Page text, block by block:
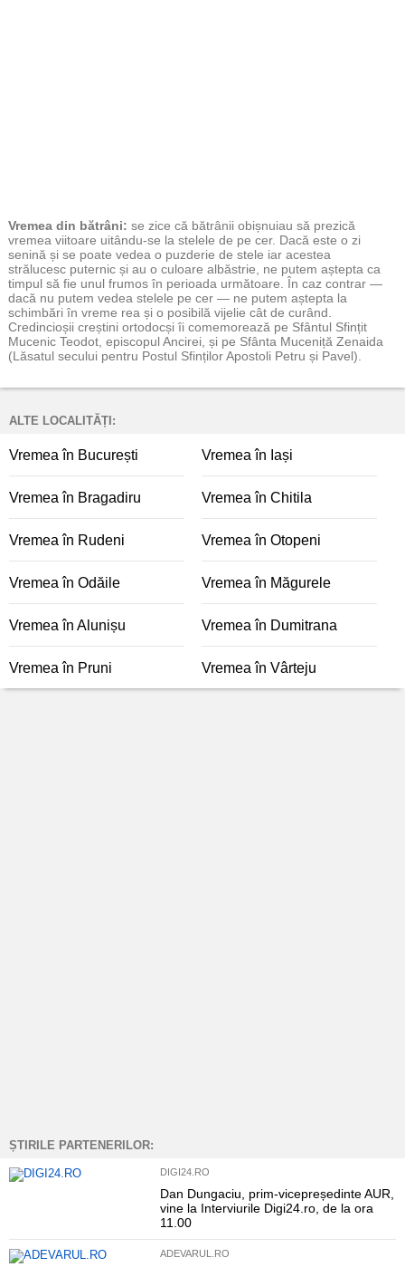
Vremea din bătrâni: se zice că bătrânii obișnuiau să prezică
vremea viitoare uitându-se la stelele de pe cer. Dacă este o zi
senină și se poate vedea o puzderie de stele iar acestea
strălucesc puternic și au o culoare albăstrie, ne putem aștepta ca
timpul să fie unul frumos în perioada următoare. În caz contrar —
dacă nu putem vedea stelele pe cer — ne putem aștepta la
schimbări în vreme rea și o posibilă vijelie cât de curând.
Credincioșii creștini ortodocși îi comemorează pe Sfântul Sfințit
Mucenic Teodot, episcopul Ancirei, și pe Sfânta Muceniță Zenaida
(Lăsatul secului pentru Postul Sfinților Apostoli Petru și Pavel).
ALTE LOCALITĂȚI:
Vremea în București Vremea în Iași
Vremea în Bragadiru Vremea în Chitila
Vremea în Rudeni Vremea în Otopeni
Vremea în Odăile Vremea în Măgurele
Vremea în Alunișu Vremea în Dumitrana
Vremea în Pruni Vremea în Vârteju
ȘTIRILE PARTENERILOR:
DIGI24.RO
Dan Dungaciu, prim-vicepreședinte AUR,
vine la Interviurile Digi24.ro, de la ora
11.00
ADEVARUL.RO